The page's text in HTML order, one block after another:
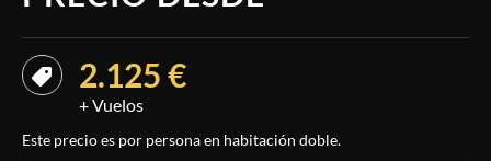
2.125 €
+ Vuelos
Este precio es por persona en habitación doble.